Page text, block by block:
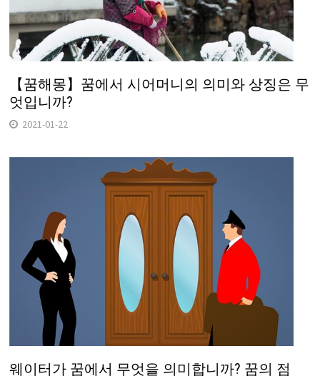
【꿈해몽】꿈에서 시어머니의 의미와 상징은 무
엇입니까?
2021-01-22
웨이터가 꿈에서 무엇을 의미합니까? 꿈의 점